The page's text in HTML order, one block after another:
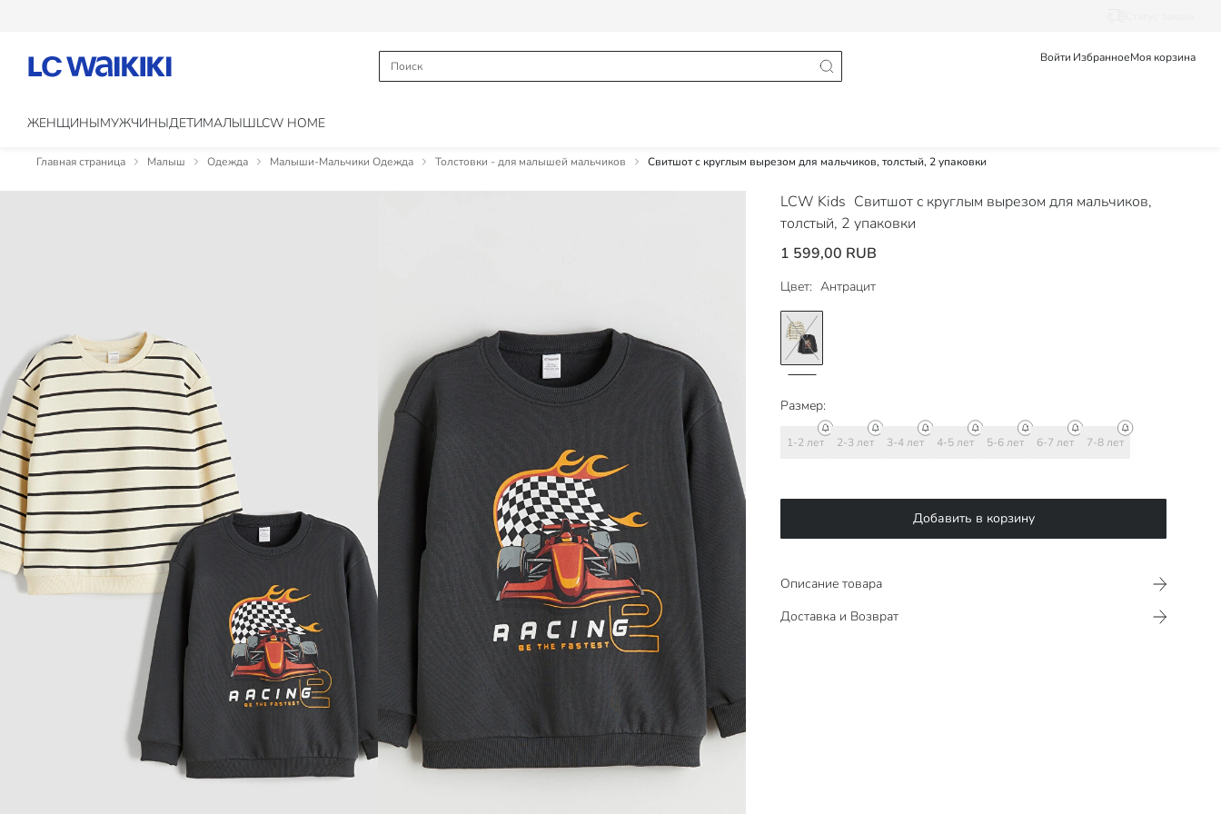
Войти ИзбранноеМоя корзина
ЖЕНЩИНЫМУЖЧИНЫДЕТИМАЛЫШLCW HOME
Главная страница Малыш Одежда Малыши-Мальчики Одежда Толстовки - для малышей мальчиков Свитшот с круглым вырезом для мальчиков, толстый, 2 упаковки
LCW Kids Свитшот с круглым вырезом для мальчиков,
толстый, 2 упаковки
1 599,00 RUB
Цвет: Антрацит
Размер:
1-2 лет 2-3 лет 3-4 лет 4-5 лет 5-6 лет 6-7 лет 7-8 лет
Добавить в корзину
Описание товара
Доставка и Возврат